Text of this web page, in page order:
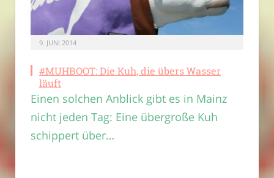
9. JUNI 2014
#MUHBOOT: Die Kuh, die übers Wasser
läuft
Einen solchen Anblick gibt es in Mainz
nicht jeden Tag: Eine übergroße Kuh
schippert über…